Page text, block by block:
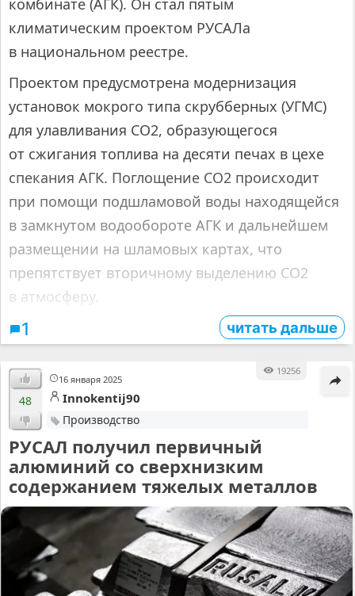
климатическим проектом РУСАЛа
в национальном реестре.
Проектом предусмотрена модернизация
установок мокрого типа скрубберных (УГМС)
для улавливания СО2, образующегося
от сжигания топлива на десяти печах в цехе
спекания АГК. Поглощение CO2 происходит
при помощи подшламовой воды находящейся
в замкнутом водообороте АГК и дальнейшем
размещении на шламовых картах, что
препятствует вторичному выделению CO2
в атмосферу.
1 читать дальше
16 января 2025
19256
48 Innokentij90
Производство
РУСАЛ получил первичный
алюминий со сверхнизким
содержанием тяжелых металлов